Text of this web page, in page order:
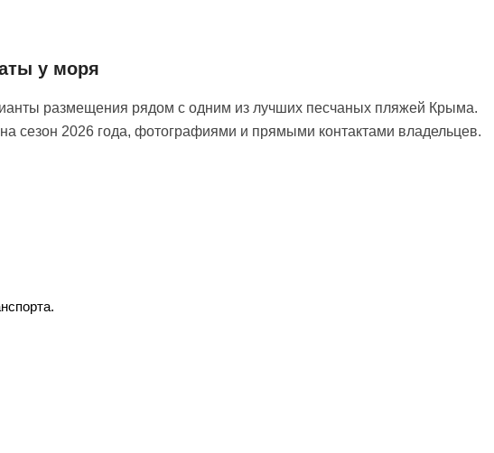
у моря
размещения рядом с одним из лучших песчаных пляжей Крыма.
сезон 2026 года, фотографиями и прямыми контактами владельцев.